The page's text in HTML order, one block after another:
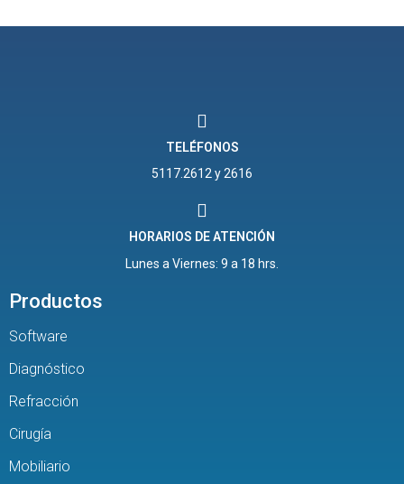
TELÉFONOS
5117.2612 y 2616
HORARIOS DE ATENCIÓN
Lunes a Viernes: 9 a 18 hrs.
Productos
Software
Diagnóstico
Refracción
Cirugía
Mobiliario